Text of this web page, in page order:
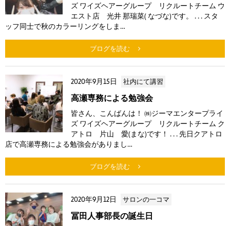
ズ ワイズヘアーグループ リクルートチーム ウ
エスト店 光井 那瑞菜( なづな)です。 . . . スタ
ッフ同士で秋のカラーリングをしま…
ブログを読む
2020年9月15日 社内にて講習
高瀬専務による勉強会
皆さん、こんばんは！ ㈱ジーマエンタープライ
ズ ワイズヘアーグループ リクルートチーム ク
アトロ 片山 愛(まな)です！ . . . 先日クアトロ
店で高瀬専務による勉強会がありまし…
ブログを読む
2020年9月12日 サロンの一コマ
冨田人事部長の誕生日